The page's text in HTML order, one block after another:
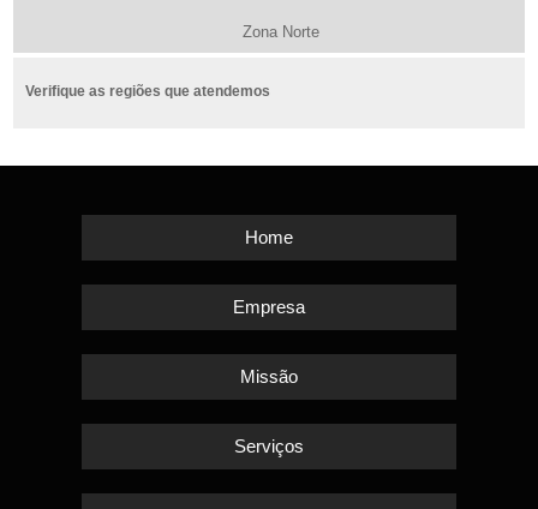
Zona Norte
Verifique as regiões que atendemos
Home
Empresa
Missão
Serviços